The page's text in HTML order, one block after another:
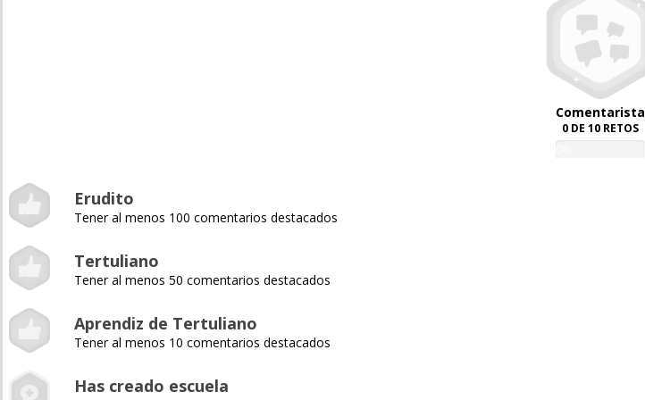
Comentarista
0 DE 10 RETOS
Erudito
Tener al menos 100 comentarios destacados
Tertuliano
Tener al menos 50 comentarios destacados
Aprendiz de Tertuliano
Tener al menos 10 comentarios destacados
Has creado escuela